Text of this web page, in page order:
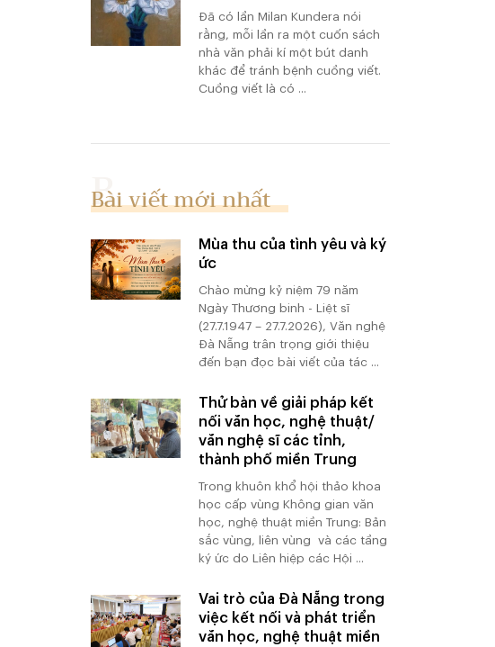
Đã có lần Milan Kundera nói
rằng, mỗi lần ra một cuốn sách
nhà văn phải kí một bút danh
khác để tránh bệnh cuồng viết.
Cuồng viết là có ...
Bài viết mới nhất
Mùa thu của tình yêu và ký
ức
Chào mừng kỷ niệm 79 năm
Ngày Thương binh - Liệt sĩ
(27.7.1947 – 27.7.2026), Văn nghệ
Đà Nẵng trân trọng giới thiệu
đến bạn đọc bài viết của tác ...
Thử bàn về giải pháp kết
nối văn học, nghệ thuật/
văn nghệ sĩ các tỉnh,
thành phố miền Trung
Trong khuôn khổ hội thảo khoa
học cấp vùng Không gian văn
học, nghệ thuật miền Trung: Bản
sắc vùng, liên vùng và các tầng
ký ức do Liên hiệp các Hội ...
Vai trò của Đà Nẵng trong
việc kết nối và phát triển
văn học, nghệ thuật miền